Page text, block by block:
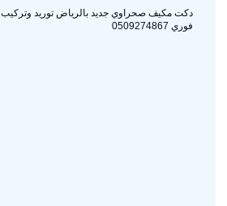
دكت مكيف صحراوي جديد بالرياض توريد وتركيب
فوري 0509274867